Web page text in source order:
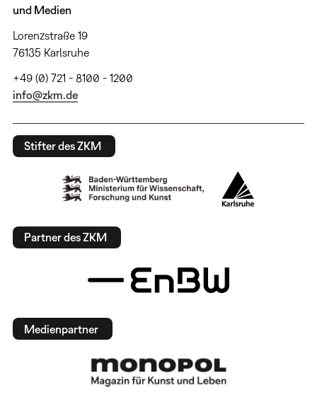
und Medien
Lorenzstraße 19
76135 Karlsruhe
+49 (0) 721 - 8100 - 1200
info@zkm.de
Stifter des ZKM
Partner des ZKM
Medienpartner